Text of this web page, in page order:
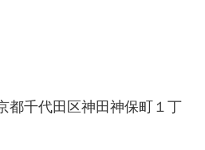
都千代田区神田神保町１丁